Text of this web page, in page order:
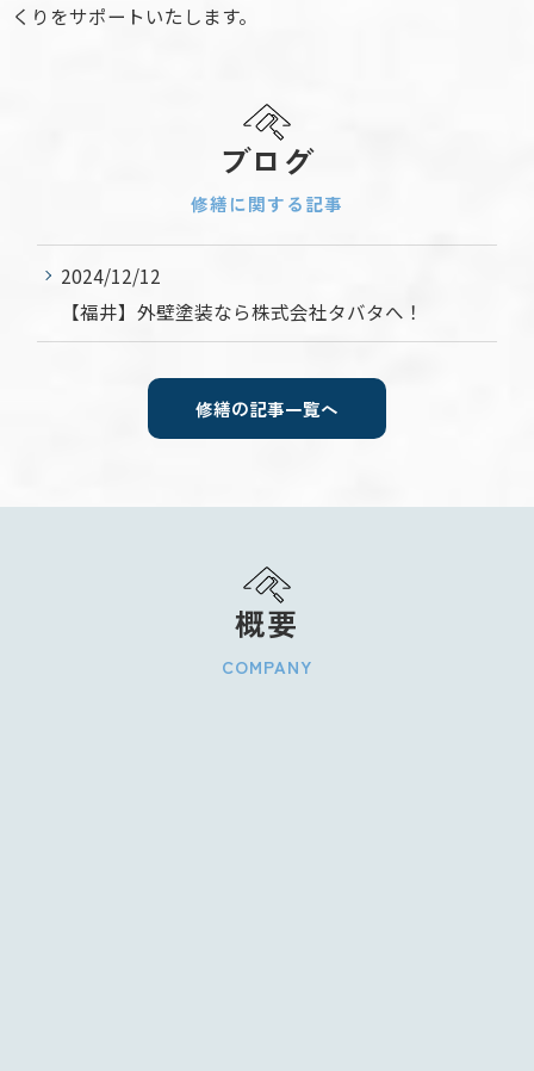
くりをサポートいたします。
ブログ
修繕に関する記事
2024/12/12
【福井】外壁塗装なら株式会社タバタへ！
修繕の記事一覧へ
概要
COMPANY